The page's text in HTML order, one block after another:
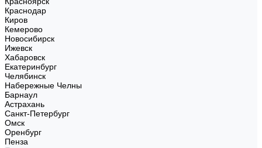
Краснодар
Киров
Кемерово
Новосибирск
Ижевск
Хабаровск
Екатеринбург
Челябинск
Набережные Челны
Барнаул
Астрахань
Санкт-Петербург
Омск
Оренбург
Пенза